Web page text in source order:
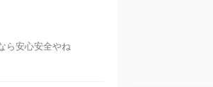
ら安心安全やね